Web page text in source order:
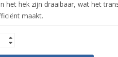
het hek zijn draaibaar, wat het
maakt.